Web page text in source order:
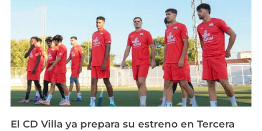
El CD Villa ya prepara su estreno en Tercera